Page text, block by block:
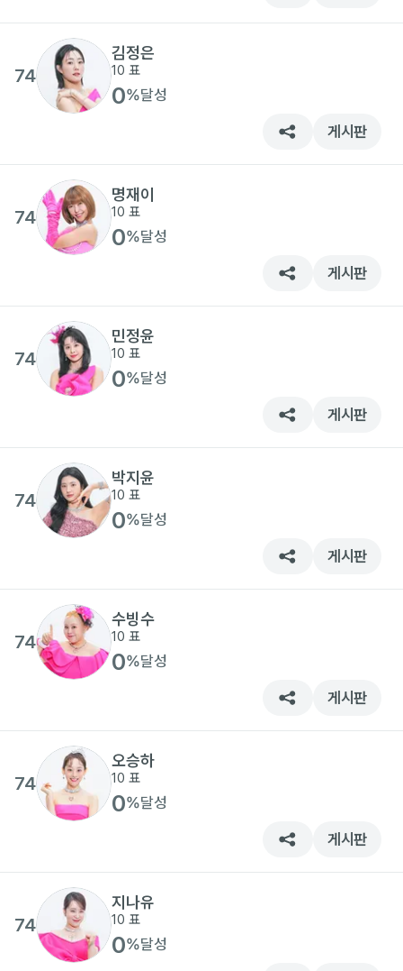
74
김정은
10 표
0%달성
게시판
74
명재이
10 표
0%달성
게시판
74
민정윤
10 표
0%달성
게시판
74
박지윤
10 표
0%달성
게시판
74
수빙수
10 표
0%달성
게시판
74
오승하
10 표
0%달성
게시판
74
지나유
10 표
0%달성